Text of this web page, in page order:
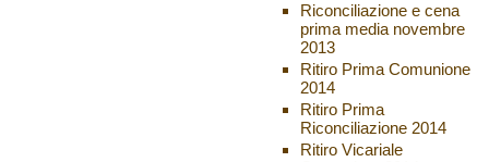
Riconciliazione e cena
prima media novembre
2013
Ritiro Prima Comunione
2014
Ritiro Prima
Riconciliazione 2014
Ritiro Vicariale